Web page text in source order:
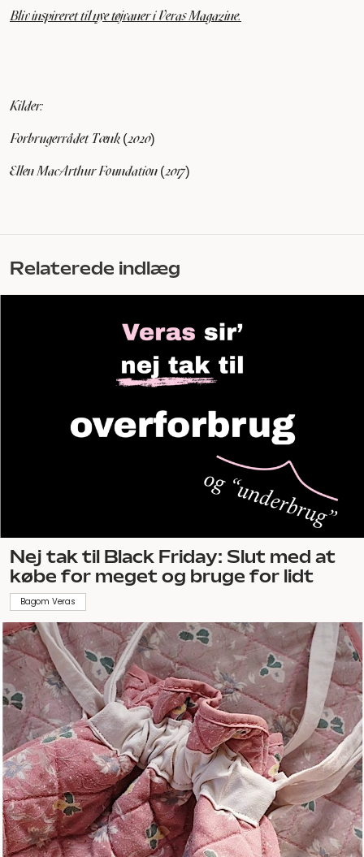
Bliv inspireret til nye tøjvaner i Veras Magazine.
Kilder:
Forbrugerrådet Tænk (2020)
Ellen MacArthur Foundation (2017)
Relaterede indlæg
Nej tak til Black Friday: Slut med at
købe for meget og bruge for lidt
Bagom Veras